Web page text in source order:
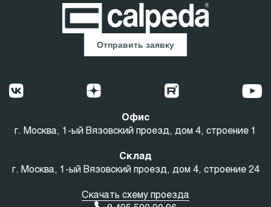
Отправить заявку
Офис
г. Москва, 1-ый Вязовский проезд, дом 4, строение 1
Склад
г. Москва, 1-ый Вязовский проезд, дом 4, строение 24
Скачать схему проезда